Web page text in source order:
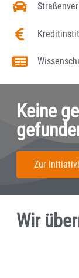
Keine
Zur
Wir